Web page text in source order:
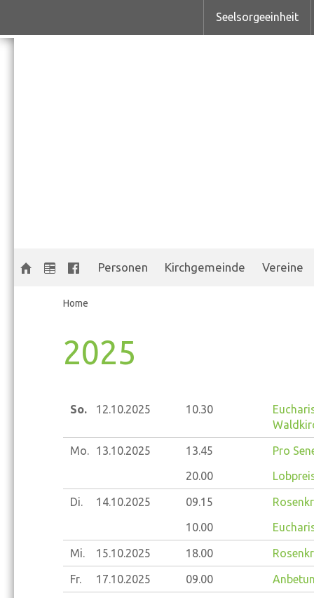
Seelsorgeeinheit
Personen Kirchgemeinde Vereine
Home
2025
So. 12.10.2025 10.30
Mo. 13.10.2025 13.45
Pro
20.00
Di. 14.10.2025 09.15
10.00
Mi. 15.10.2025 18.00
Fr. 17.10.2025 09.00